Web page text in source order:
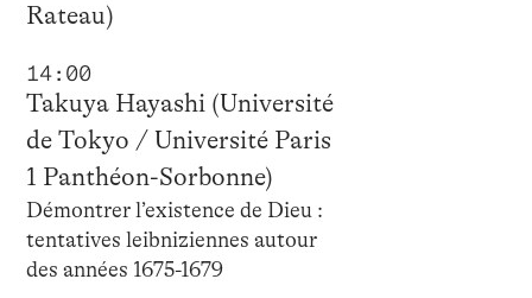
Rateau)
14:00
Takuya Hayashi (Université
de Tokyo / Université Paris
1 Panthéon-Sorbonne)
Démontrer l’existence de Dieu :
tentatives leibniziennes autour
des années 1675-1679